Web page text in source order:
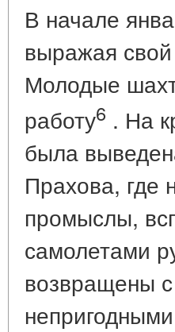
В начале
выражая
Молодые
работу6 . На
была
Прахова, где
промыслы,
самолетами
возвращены